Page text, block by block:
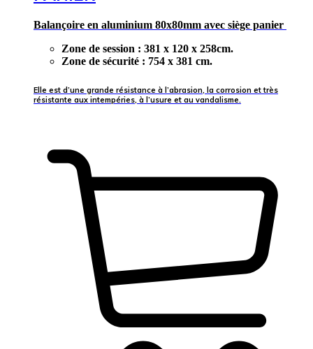
Balançoire en aluminium 80x80mm avec siège panier
Zone de session : 381 x 120 x 258cm.
Zone de sécurité : 754 x 381 cm.
Elle est d’une grande résistance à l’abrasion, la corrosion et très
résistante aux intempéries, à l’usure et au vandalisme.